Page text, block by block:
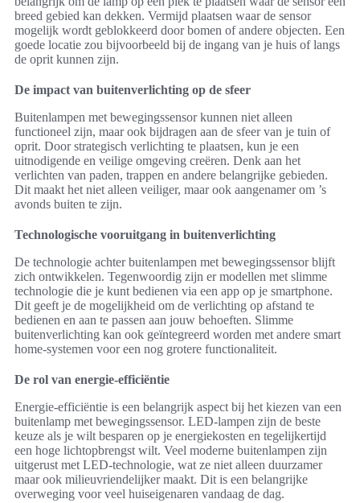
breed gebied kan dekken. Vermijd plaatsen waar de sensor
mogelijk wordt geblokkeerd door bomen of andere objecten. Een
goede locatie zou bijvoorbeeld bij de ingang van je huis of langs
de oprit kunnen zijn.
De impact van buitenverlichting op de sfeer
Buitenlampen met bewegingssensor kunnen niet alleen
functioneel zijn, maar ook bijdragen aan de sfeer van je tuin of
oprit. Door strategisch verlichting te plaatsen, kun je een
uitnodigende en veilige omgeving creëren. Denk aan het
verlichten van paden, trappen en andere belangrijke gebieden.
Dit maakt het niet alleen veiliger, maar ook aangenamer om ’s
avonds buiten te zijn.
Technologische vooruitgang in buitenverlichting
De technologie achter buitenlampen met bewegingssensor blijft
zich ontwikkelen. Tegenwoordig zijn er modellen met slimme
technologie die je kunt bedienen via een app op je smartphone.
Dit geeft je de mogelijkheid om de verlichting op afstand te
bedienen en aan te passen aan jouw behoeften. Slimme
buitenverlichting kan ook geïntegreerd worden met andere smart
home-systemen voor een nog grotere functionaliteit.
De rol van energie-efficiëntie
Energie-efficiëntie is een belangrijk aspect bij het kiezen van een
buitenlamp met bewegingssensor. LED-lampen zijn de beste
keuze als je wilt besparen op je energiekosten en tegelijkertijd
een hoge lichtopbrengst wilt. Veel moderne buitenlampen zijn
uitgerust met LED-technologie, wat ze niet alleen duurzamer
maar ook milieuvriendelijker maakt. Dit is een belangrijke
overweging voor veel huiseigenaren vandaag de dag.